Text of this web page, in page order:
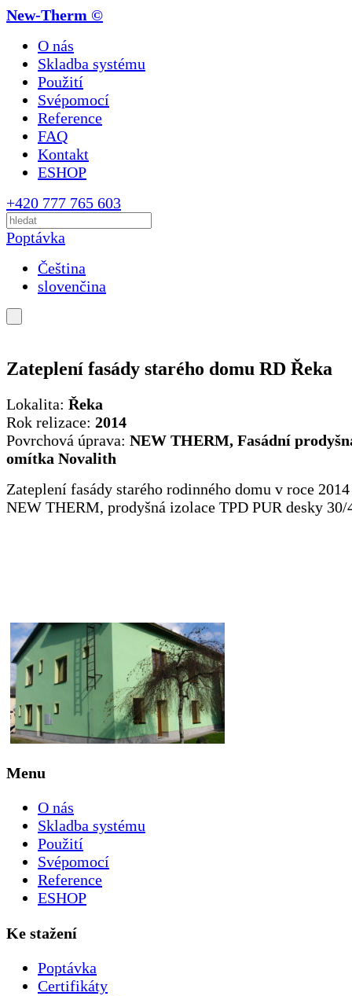
New-Therm ©
O nás
Skladba systému
Použití
Svépomocí
Reference
FAQ
Kontakt
ESHOP
+420 777 765 603
Poptávka
Čeština
slovenčina
Zateplení fasády starého domu RD Řeka
Lokalita: Řeka
Rok relizace: 2014
Povrchová úprava: NEW THERM, Fasádní
omítka Novalith
Zateplení fasády starého rodinného domu v roce
NEW THERM, prodyšná izolace TPD PUR desky 30/
Menu
O nás
Skladba systému
Použití
Svépomocí
Reference
ESHOP
Ke stažení
Poptávka
Certifikáty